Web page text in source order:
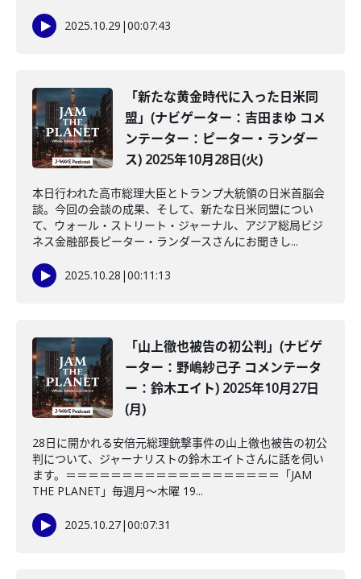
2025.10.29 |00:07:43
「新たな黄金時代に入った日米同
盟」(ナビゲーター：吉田まゆ コメ
ンテーター：ピーター・ランダー
ス) 2025年10月28日(火)
本日行われた高市総理大臣とトランプ大統領の日米首脳会
談。今回の会談の成果、そして、新たな日米同盟につい
て、ウォール・ストリート・ジャーナル、アジア総局ビジ
ネス金融部長ピーター・ランダースさんにお聞きし...
2025.10.28 |00:11:13
「山上徹也被告の初公判」(ナビゲ
ーター：野嶋紗己子 コメンテータ
ー：鈴木エイト) 2025年10月27日
(月)
28日に開かれる安倍元総理銃撃事件の山上徹也被告の初公
判について、ジャーナリストの鈴木エイトさんに話を伺い
ます。＝＝＝＝＝＝＝＝＝＝＝＝＝＝＝＝＝＝＝「JAM
THE PLANET」毎週月～木曜 19...
2025.10.27|00:07:31